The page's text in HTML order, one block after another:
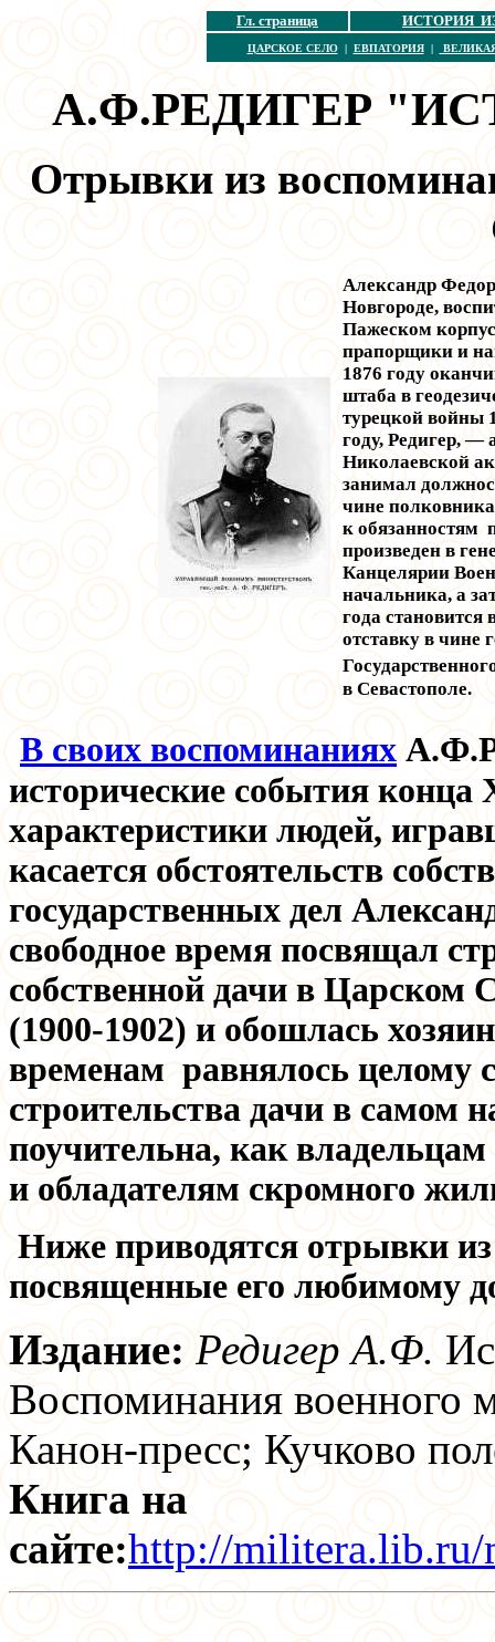
Гл. страница ИСТОРИЯ
ЦАРСКОЕ СЕЛО| ЕВПАТОРИЯ|
А.Ф.РЕДИГЕР
Отрывки из
Александр
Новгороде,
Пажеском
прапорщики и
1876 году
штаба в
турецкой войны
году, Редигер, —
Николаевской
занимал
чине
к обязанностям
произведен в
Канцелярии
начальника, а
года
отставку в чине
в Севастополе.
В своих воспоминаниях
исторические события
характеристики людей,
касается обстоятельств
государственных дел
свободное время посвящал
собственной дачи в Царском
(1900-1902) и обошлась
временам равнялось целому
строительства дачи в самом
поучительна, как
и обладателям скромного
Ниже приводятся отрывки
посвященные его любимому
Издание: Редигер А.Ф.
Воспоминания
Канон-пресс; Кучково
Книга на
сайте:http://militera.lib.ru/